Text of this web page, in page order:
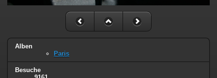
Alben
Paris
Besuche